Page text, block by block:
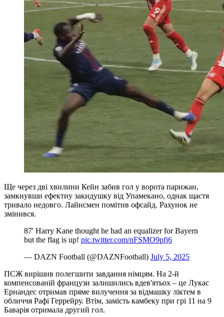
Ще через дві хвилини Кейн забив гол у ворота парижан,
замкнувши ефектну закидушку від Упамекано, однак щастя
тривало недовго. Лайнсмен помітив офсайд. Рахунок не
змінився.
87' Harry Kane thought he had an equalizer for Bayern
but the flag is up! pic.twitter.com/nFSMO9pfj6
— DAZN Football (@DAZNFootball) July 5, 2025
ПСЖ вирішив полегшити завдання німцям. На 2-й
компенсованій французи залишились вдев'ятьох – це Лукас
Ернандес отримав пряме вилучення за відмашку ліктем в
обличчя Рафі Геррейру. Втім, замість камбеку при грі 11 на 9
Баварія отримала другий гол.